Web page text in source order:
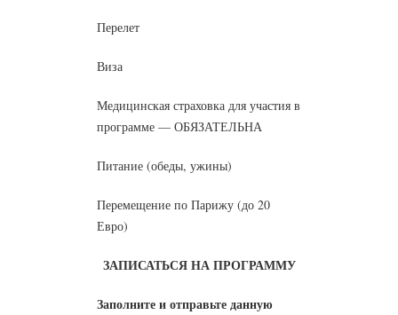
Перелет
Виза
Медицинская страховка для участия в
программе — ОБЯЗАТЕЛЬНА
Питание (обеды, ужины)
Перемещение по Парижу (до 20
Евро)
ЗАПИСАТЬСЯ НА ПРОГРАММУ
Заполните и отправьте данную